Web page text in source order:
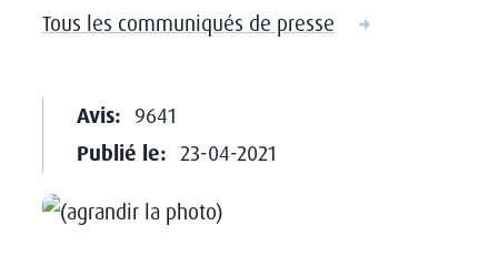
Tous les communiqués de presse
Avis: 9641
Publié le: 23-04-2021